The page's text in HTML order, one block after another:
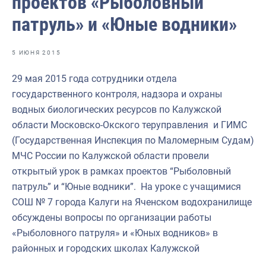
Отраслевые СМИ
Выставки и конференции
Научно-практическая литература
Рыбоохрана России
Отрасль в цифрах
Инфографика
Большая африканская экспедиция
Укрепление духовно-нравственных ценностей
События в России и мире
патруль» и «Юные водники»
5 ИЮНЯ 2015
29 мая 2015 года сотрудники отдела
государственного контроля, надзора и охраны
водных биологических ресурсов по Калужской
области Московско-Окского теруправления и ГИМС
(Государственная Инспекция по Маломерным Судам)
МЧС России по Калужской области провели
открытый урок в рамках проектов “Рыболовный
патруль” и “Юные водники”. На уроке с учащимися
СОШ № 7 города Калуги на Яченском водохранилище
обсуждены вопросы по организации работы
«Рыболовного патруля» и «Юных водников» в
районных и городских школах Калужской